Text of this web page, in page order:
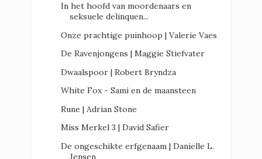
In het hoofd van moordenaars en
seksuele delinquen...
Onze prachtige puinhoop | Valerie Vaes
De Ravenjongens | Maggie Stiefvater
Dwaalspoor | Robert Bryndza
White Fox - Sami en de maansteen
Rune | Adrian Stone
Miss Merkel 3 | David Safier
De ongeschikte erfgenaam | Danielle L.
Jensen